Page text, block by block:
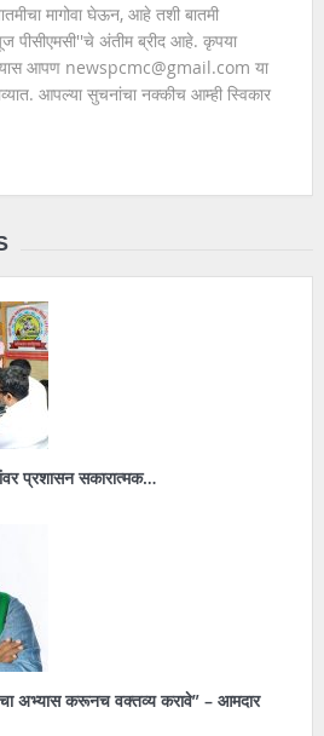
मागोवा घेऊन, आहे तशी बातमी
पीसीएमसी''चे अंतीम ब्रीद आहे. कृपया
आपण newspcmc@gmail.com या
आपल्या सुचनांचा नक्कीच आम्ही स्विकार
प्रशासन सकारात्मक…
अभ्यास करूनच वक्तव्य करावे” – आमदार